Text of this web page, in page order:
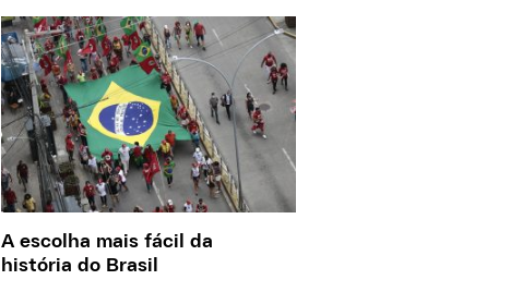
A escolha mais fácil da
história do Brasil